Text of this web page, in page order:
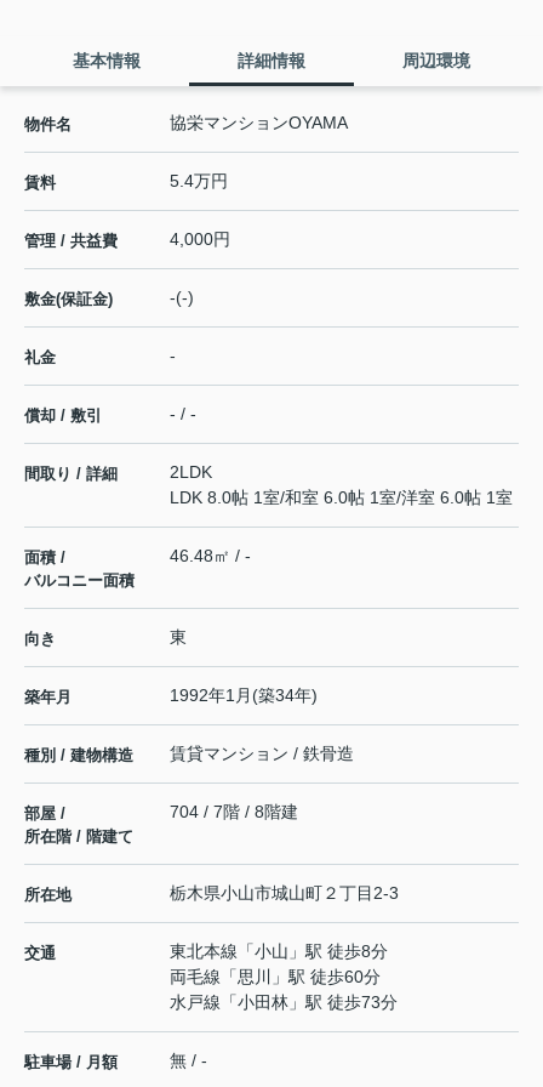
基本情報 詳細情報 周辺環境
物件名 協栄マンションOYAMA
賃料 5.4万円
管理 / 共益費 4,000円
敷金(保証金) -(-)
礼金 -
償却 / 敷引 - / -
間取り / 詳細
2LDK
LDK 8.0帖 1室/和室 6.0帖 1室/洋室 6.0帖 1室
面積 /
バルコニー面積
46.48㎡ / -
向き 東
築年月 1992年1月(築34年)
種別 / 建物構造 賃貸マンション / 鉄骨造
部屋 /
所在階 / 階建て
704 / 7階 / 8階建
所在地 栃木県小山市城山町２丁目2-3
交通 東北本線 「小山 」駅 徒歩8分
両毛線 「思川
」駅 徒歩60分
水戸線 「小田林 」駅 徒歩73分
駐車場 / 月額 無 / -